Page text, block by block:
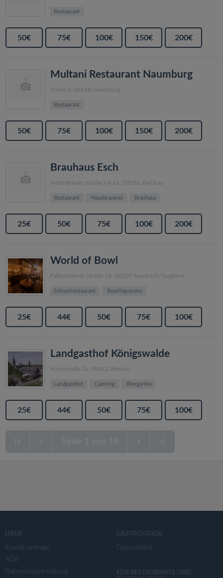
Restaurant
50€ 75€ 100€ 150€ 200€
Multani Restaurant Naumburg
Markt 4, 06618 Naumburg
Restaurant
50€ 75€ 100€ 150€ 200€
Brauhaus Esch
Peter-Breuer-Straße 14-16, 08056 Zwickau
Restaurant Hausbrauerei Brauhaus
25€ 50€ 75€ 100€ 200€
World of Bowl
Falkensteiner Straße 18, 08209 Auerbach/Vogtland
Schnellrestaurant Bowlingcenter
25€ 44€ 50€ 75€ 100€
Landgasthof Königswalde
Kirchstraße 3a, 08412 Werdau
Landgasthof Catering Biergarten
25€ 44€ 50€ 75€ 100€
ÜBER
Kontaktanfrage
AGB
Datenschutzerklärung
GASTROGUIDE
Deutschland
FÜR RESTAURANTS UND